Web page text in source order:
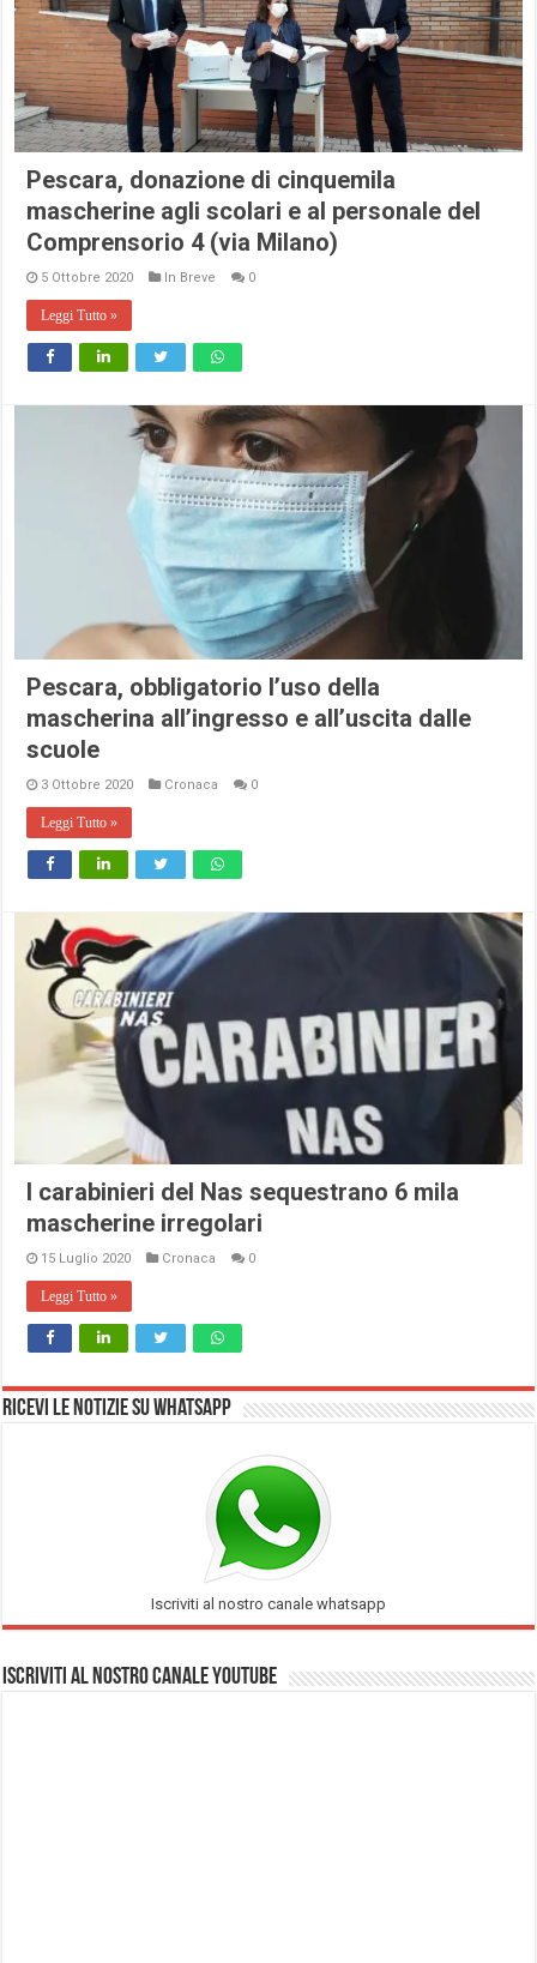
Pescara, donazione di cinquemila
mascherine agli scolari e al personale del
Comprensorio 4 (via Milano)
5 Ottobre 2020 In Breve 0
Leggi Tutto »
Pescara, obbligatorio l’uso della
mascherina all’ingresso e all’uscita dalle
scuole
3 Ottobre 2020 Cronaca 0
Leggi Tutto »
I carabinieri del Nas sequestrano 6 mila
mascherine irregolari
15 Luglio 2020 Cronaca 0
Leggi Tutto »
Ricevi le notizie su Whatsapp
Iscriviti al nostro canale whatsapp
Iscriviti al nostro Canale Youtube